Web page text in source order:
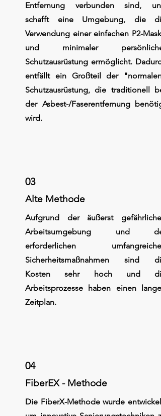
Entfernung verbunden sind, und
schafft eine Umgebung, die die
Verwendung einer einfachen P2-Maske
und minimaler persönlicher
Schutzausrüstung ermöglicht. Dadurch
entfällt ein Großteil der "normalen"
Schutzausrüstung, die traditionell bei
der Asbest-/Faserentfernung benötigt
wird.
03
Alte Methode
Aufgrund der äußerst gefährlichen
Arbeitsumgebung und der
erforderlichen umfangreichen
Sicherheitsmaßnahmen sind die
Kosten sehr hoch und die
Arbeitsprozesse haben einen langen
Zeitplan.
04
FiberEX - Methode
Die FiberX-Methode wurde entwickelt,